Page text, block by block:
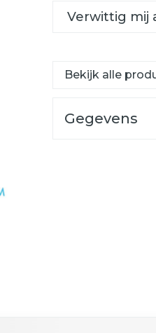
Verwittig mij
Bekijk alle
Gegevens